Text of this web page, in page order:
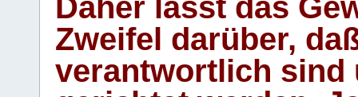
Daher lässt das
Zweifel darüber,
verantwortlich sind